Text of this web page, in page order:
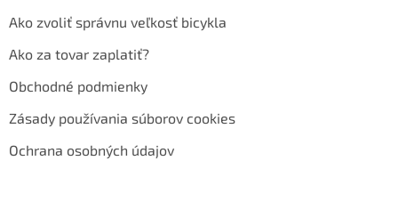
Ako zvoliť správnu veľkosť bicykla
Ako za tovar zaplatiť?
Obchodné podmienky
Zásady používania súborov cookies
Ochrana osobných údajov